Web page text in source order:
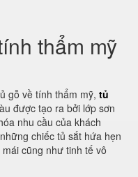
thẩm mỹ
gỗ về tính thẩm mỹ, tủ
được tạo ra bởi lớp sơn
nhu cầu của khách
chiếc tủ sắt hứa hẹn
cũng như tinh tế vô